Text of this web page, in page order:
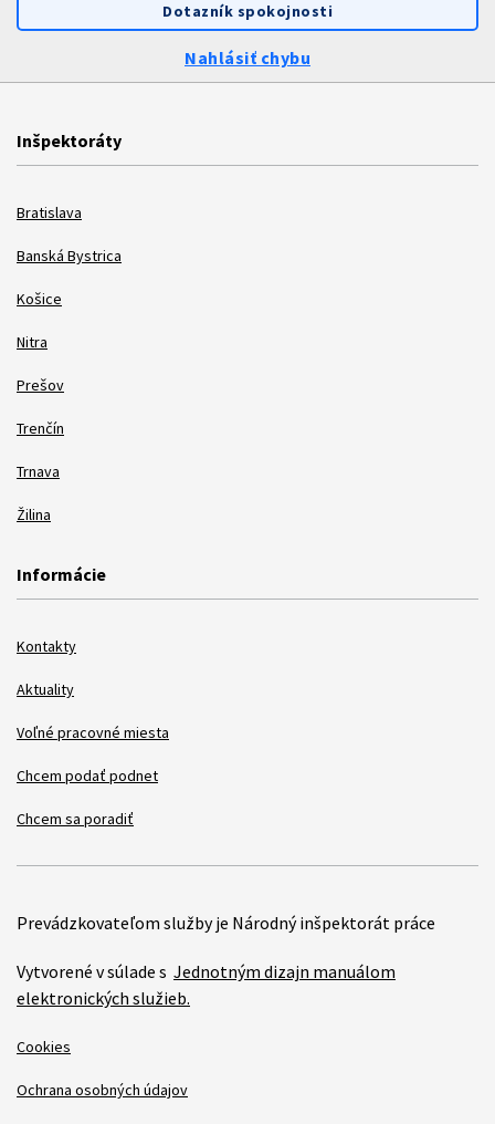
Dotazník spokojnosti
Nahlásiť chybu
Inšpektoráty
Bratislava
Banská Bystrica
Košice
Nitra
Prešov
Trenčín
Trnava
Žilina
Informácie
Kontakty
Aktuality
Voľné pracovné miesta
Chcem podať podnet
Chcem sa poradiť
Prevádzkovateľom služby je Národný inšpektorát práce
Vytvorené v súlade s Jednotným dizajn manuálom
elektronických služieb.
Cookies
Ochrana osobných údajov